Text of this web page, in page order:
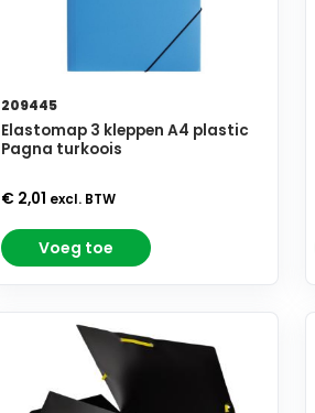
209445
Elastomap 3 kleppen A4 plastic
Pagna turkoois
€ 2,01 excl. BTW
Voeg toe